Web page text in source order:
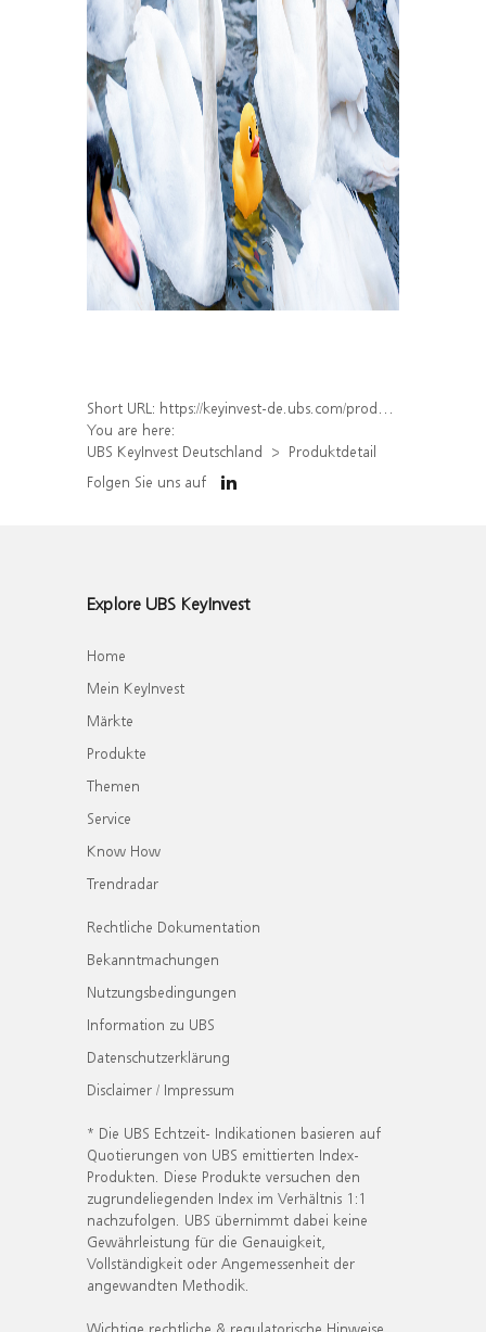
Short URL: https://keyinvest-de.ubs.com/produkt/detail/index/isin/DE000WA8ABW6
You are here:
UBS KeyInvest Deutschland
Produktdetail
Folgen Sie uns auf
Explore UBS KeyInvest
Home
Mein KeyInvest
Märkte
Produkte
Themen
Service
Know How
Trendradar
Rechtliche Dokumentation
Bekanntmachungen
Nutzungsbedingungen
Information zu UBS
Datenschutzerklärung
Disclaimer / Impressum
* Die UBS Echtzeit- Indikationen basieren auf
Quotierungen von UBS emittierten Index-
Produkten. Diese Produkte versuchen den
zugrundeliegenden Index im Verhältnis 1:1
nachzufolgen. UBS übernimmt dabei keine
Gewährleistung für die Genauigkeit,
Vollständigkeit oder Angemessenheit der
angewandten Methodik.